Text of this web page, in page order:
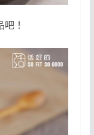
！